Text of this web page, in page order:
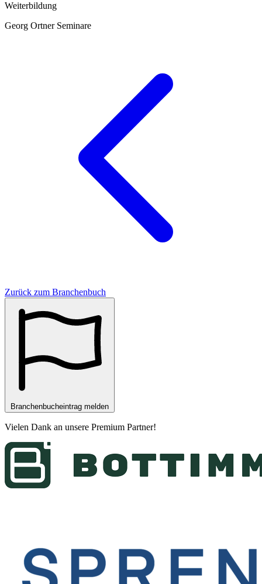
Weiterbildung
Georg Ortner Seminare
Zurück zum Branchenbuch
Branchenbucheintrag melden
Vielen Dank an unsere Premium Partner!